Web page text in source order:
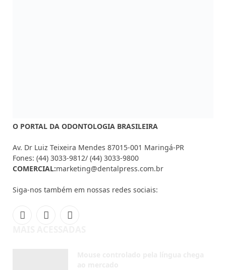
O PORTAL DA ODONTOLOGIA BRASILEIRA
Av. Dr Luiz Teixeira Mendes 87015-001 Maringá-PR
Fones: (44) 3033-9812/ (44) 3033-9800
COMERCIAL:marketing@dentalpress.com.br
Siga-nos também em nossas redes sociais:
FacebookInstagramYouTube